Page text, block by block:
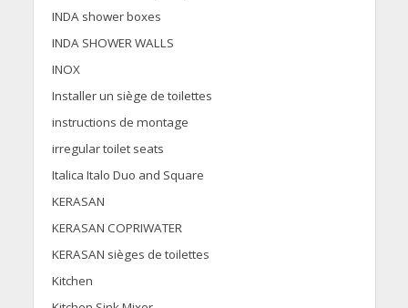
INDA shower boxes
INDA SHOWER WALLS
INOX
Installer un siège de toilettes
instructions de montage
irregular toilet seats
Italica Italo Duo and Square
KERASAN
KERASAN COPRIWATER
KERASAN sièges de toilettes
Kitchen